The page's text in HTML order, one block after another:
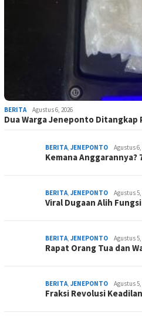
BERITA Agustus 6, 2026
Dua Warga Jeneponto Ditangkap
BERITA JENEPONTO Agustus 6,
Kemana
BERITA JENEPONTO Agustus 5,
Viral Dugaan Alih
BERITA JENEPONTO Agustus 5,
Rapat Orang Tua dan
BERITA JENEPONTO Agustus 5,
Fraksi Revolusi